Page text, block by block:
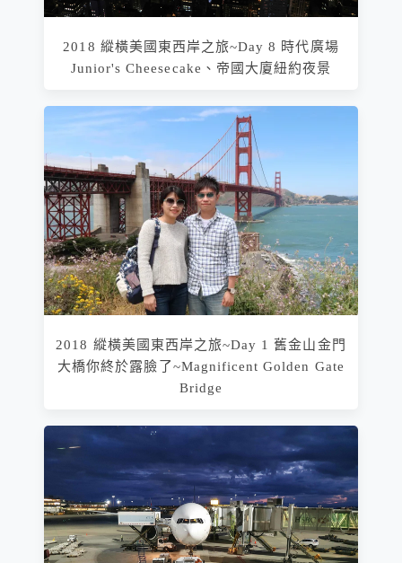
2018 縱橫美國東西岸之旅~Day 8 時代廣場
Junior's Cheesecake、帝國大廈紐約夜景
2018 縱橫美國東西岸之旅~Day 1 舊金山金門
大橋你終於露臉了~Magnificent Golden Gate
Bridge